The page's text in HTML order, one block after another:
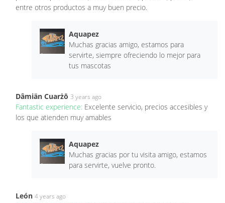
entre otros productos a muy buen precio.
Aquapez
Muchas gracias amigo, estamos para
servirte, siempre ofreciendo lo mejor para
tus mascotas
Dâmiän Cuarżō 3 years ago
Fantastic experience: Excelente servicio, precios accesibles y
los que atienden muy amables
Aquapez
Muchas gracias por tu visita amigo, estamos
para servirte, vuelve pronto.
León 4 years ago